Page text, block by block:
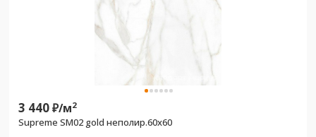
3 440₽/м2
Supreme SM02 gold неполир.60х60